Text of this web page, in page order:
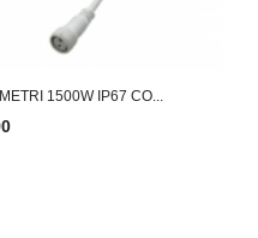
1500W IP67 CO...